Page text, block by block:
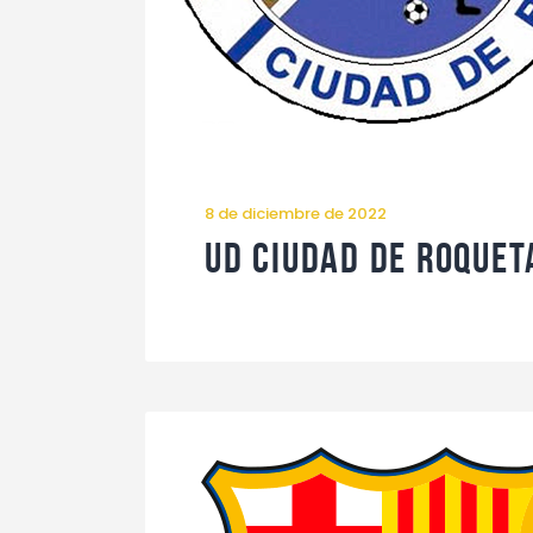
8 de diciembre de 2022
UD Ciudad de